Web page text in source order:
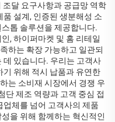
달 요구사항과 공급망 역학
설계, 인증된 생분해성 소
톱 솔루션을 제공합니다.
, 하이퍼마켓 및 홈 리테일
하는 확장 가능하고 일관되
데 있습니다. 우리는 고객사
기 위해 적시 납품과 유연한
는 소비재 시장에서 경쟁 우
단 제조 역량과 고객 중심 접
업체를 넘어 고객사의 제품
을 위해 함께하는 혁신적인